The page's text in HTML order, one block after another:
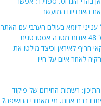
האורניום המועשר
ענייני דיומא בעולם הערבי עם האתר
"נציב.נט": ראיון מס' 48 אודות מטרה אסטרטגית
חריף לאיראן וכיצד מילטו את
לאחר איום על חייו
רשתות החירום של פיקוד
בבת אחת. מי מאחורי החשיפה?